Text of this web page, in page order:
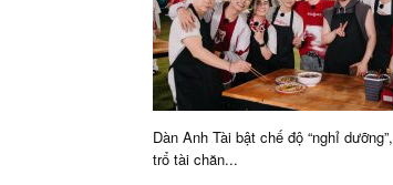
Dàn Anh Tài bật chế độ “nghỉ dưỡng”,
trổ tài chăn...